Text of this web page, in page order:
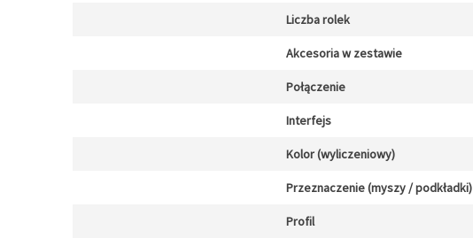
Liczba rolek
Akcesoria w zestawie
Połączenie
Interfejs
Kolor (wyliczeniowy)
Przeznaczenie (myszy / podkładki)
Profil